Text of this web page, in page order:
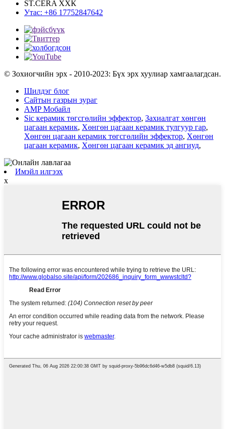
ST.CERA ХХК
Утас: +86 17752847642
© Зохиогчийн эрх - 2010-2023: Бүх эрх хуулиар хамгаалагдсан.
Шилдэг блог
Сайтын газрын зураг
AMP Мобайл
Sic керамик төгсгөлийн эффектор, Захиалгат хөнгөн
цагаан керамик, Хөнгөн цагаан керамик тулгуур гар,
Хөнгөн цагаан керамик төгсгөлийн эффектор, Хөнгөн
цагаан керамик, Хөнгөн цагаан керамик эд ангиуд,
Имэйл илгээх
x